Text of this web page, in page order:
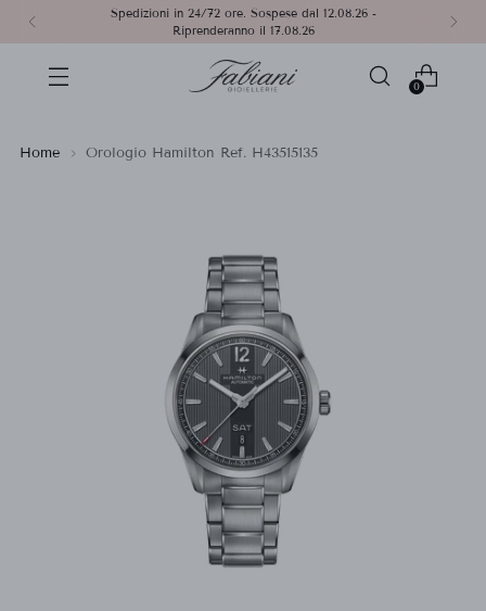
Spedizioni in 24/72 ore. Sospese dal 12.08.26 -
Riprenderanno il 17.08.26
0
Home Orologio Hamilton Ref. H43515135